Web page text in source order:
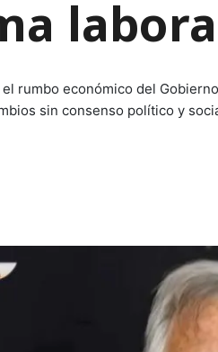
rumbo económico del
sin consenso político y